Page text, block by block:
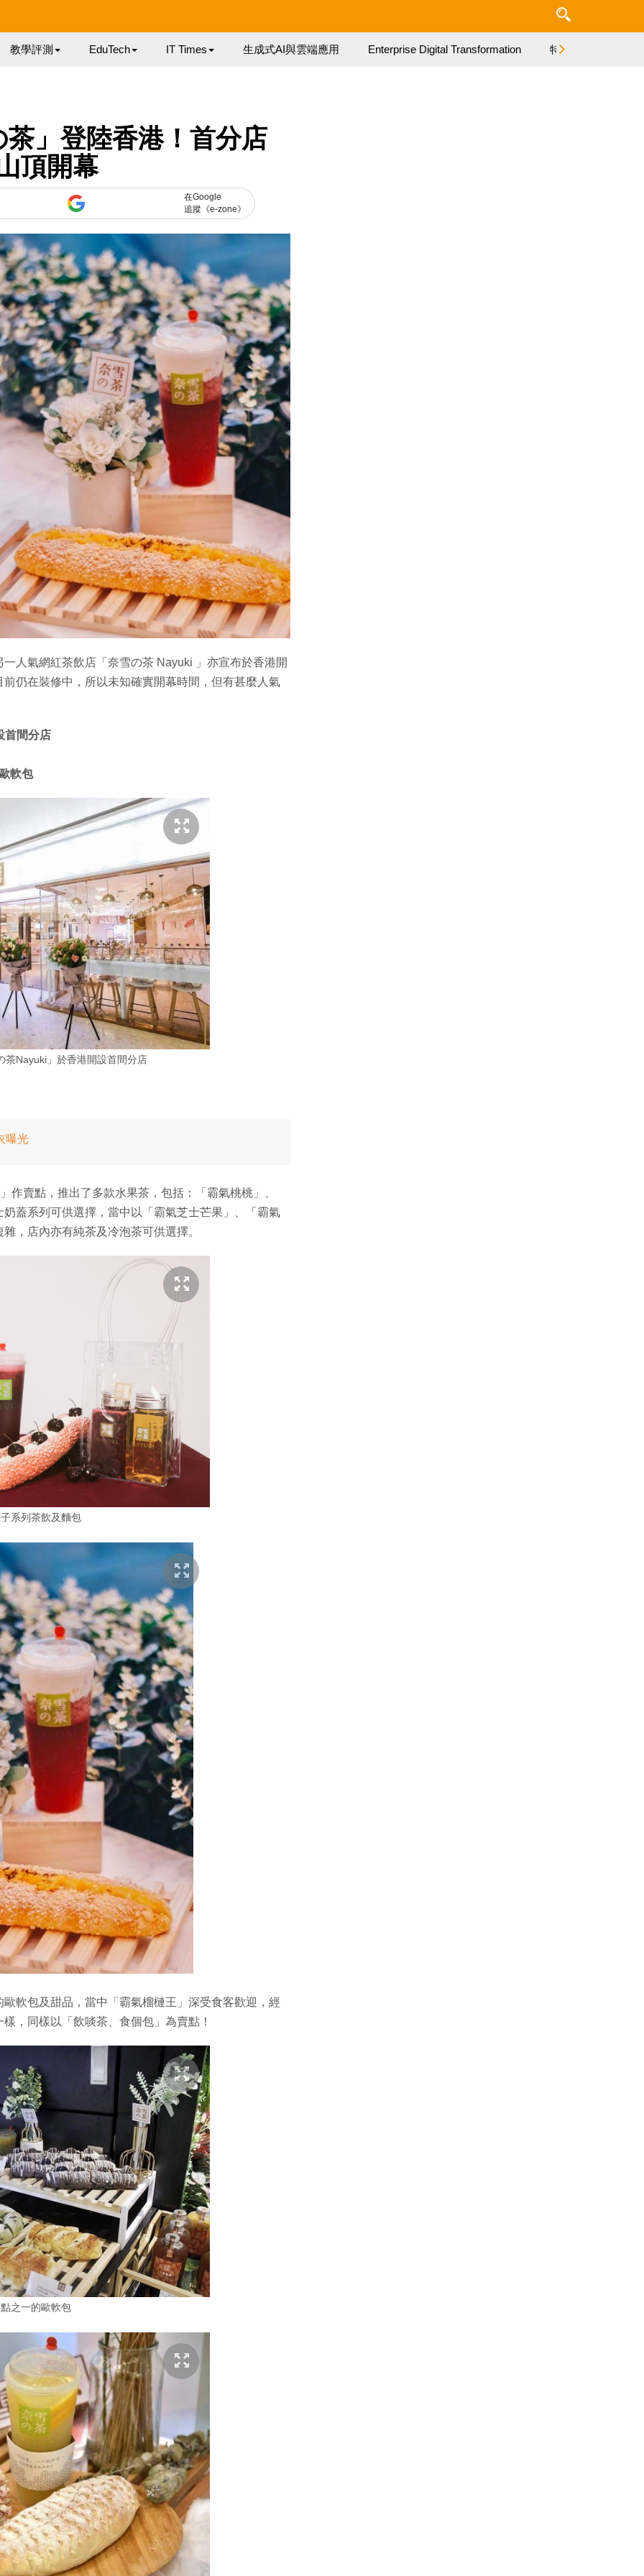
教學評測 EduTech IT Times 生成式AI與雲端應用 Enterprise Digital Transformation 特集
」登陸香港！首分店
頂開幕
在Google
追蹤《e-zone》
人氣網紅茶飲店「奈雪の茶 Nayuki 」亦宣布於香港開
仍在裝修中，所以未知確實開幕時間，但有甚麼人氣
首間分店
軟包
茶Nayuki」於香港開設首間分店
曝光
作賣點，推出了多款水果茶，包括：「霸氣桃桃」、
蓋系列可供選擇，當中以「霸氣芝士芒果」、「霸氣
，店內亦有純茶及冷泡茶可供選擇。
系列茶飲及麵包
軟包及甜品，當中「霸氣榴槤王」深受食客歡迎，經
，同樣以「飲啖茶、食個包」為賣點！
之一的歐軟包